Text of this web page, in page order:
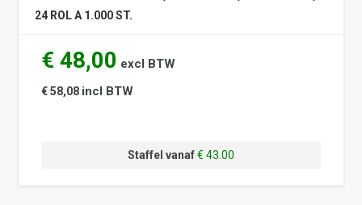
24 ROL A 1.000 ST.
€ 48,00 excl BTW
€ 58,08 incl BTW
Staffel vanaf€ 43.00